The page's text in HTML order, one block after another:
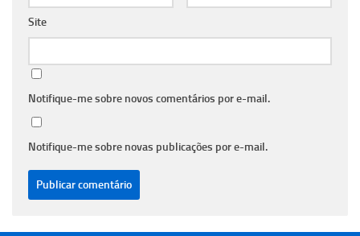
Site
Notifique-me sobre novos comentários por e-mail.
Notifique-me sobre novas publicações por e-mail.